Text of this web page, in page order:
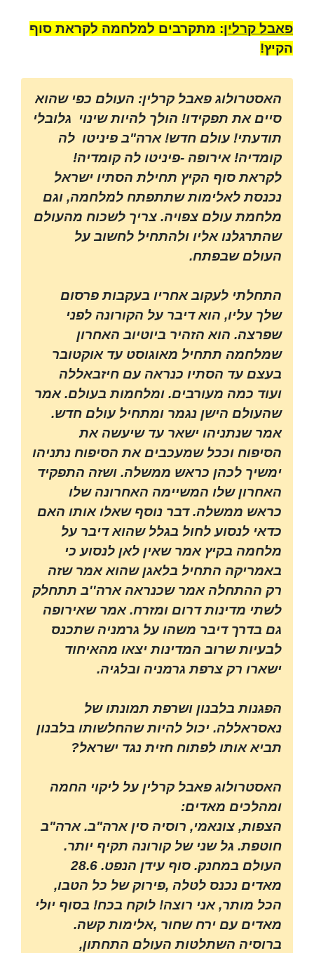
פאבל קרלין: מתקרבים למלחמה לקראת סוף
הקיץ!
האסטרולוג פאבל קרלין: העולם כפי שהוא
סיים את תפקידו! הולך להיות שינוי גלובלי
תודעתי! עולם חדש! ארה"ב פיניטו לה
קומדיה! אירופה -פיניטו לה קומדיה!
לקראת סוף הקיץ תחילת הסתיו ישראל
נכנסת לאלימות שתתפתח למלחמה, וגם
מלחמת עולם צפויה. צריך לשכוח מהעולם
שהתרגלנו אליו ולהתחיל לחשוב על
העולם שבפתח.
התחלתי לעקוב אחריו בעקבות פרסום
שלך עליו, הוא דיבר על הקורונה לפני
שפרצה. הוא הזהיר ביוטיוב האחרון
שמלחמה תתחיל מאוגוסט עד אוקטובר
בעצם עד הסתיו כנראה עם חיזבאללה
ועוד כמה מעורבים. ומלחמות בעולם. אמר
שהעולם הישן נגמר ומתחיל עולם חדש.
אמר שנתניהו ישאר עד שיעשה את
הסיפוח וככל שמעכבים את הסיפוח נתניהו
ימשיך לכהן כראש ממשלה. ושזה התפקיד
האחרון שלו המשיימה האחרונה שלו
כראש ממשלה. דבר נוסף שאלו אותו האם
כדאי לנסוע לחול בגלל שהוא דיבר על
מלחמה בקיץ אמר שאין לאן לנסוע כי
באמריקה התחיל בלאגן שהוא אמר שזה
רק ההתחלה אמר שכנראה ארה''ב תתחלק
לשתי מדינות דרום ומזרח. אמר שאירופה
גם בדרך דיבר משהו על גרמניה שתכנס
לבעיות שרוב המדינות יצאו מהאיחוד
ישארו רק צרפת גרמניה ובלגיה.
הפגנות בלבנון ושרפת תמונתו של
נאסראללה. יכול להיות שהחלשותו בלבנון
תביא אותו לפתוח חזית נגד ישראל?
האסטרולוג פאבל קרלין על ליקוי החמה
ומהלכים מאדים:
הצפות, צונאמי, רוסיה סין ארה"ב. ארה"ב
חוטפת. גל שני של קורונה תקיף יותר.
העולם במחנק. סוף עידן הנפט. 28.6
מאדים נכנס לטלה ,פירוק של כל הטבו,
הכל מותר, אני רוצה! לוקח בכח! בסוף יולי
מאדים עם ירח שחור ,אלימות קשה.
ברוסיה השתלטות העולם התחתון,